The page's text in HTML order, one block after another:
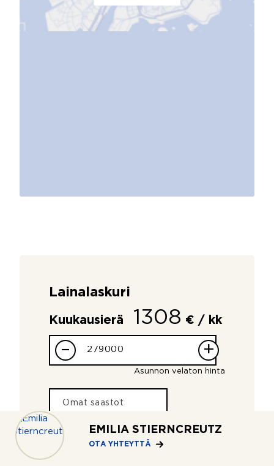
EMILIA STIERNCREUTZ
OTA YHTEYTTÄ
Lainalaskuri
Kuukausierä 1308 € / kk
– +
Asunnon velaton hinta